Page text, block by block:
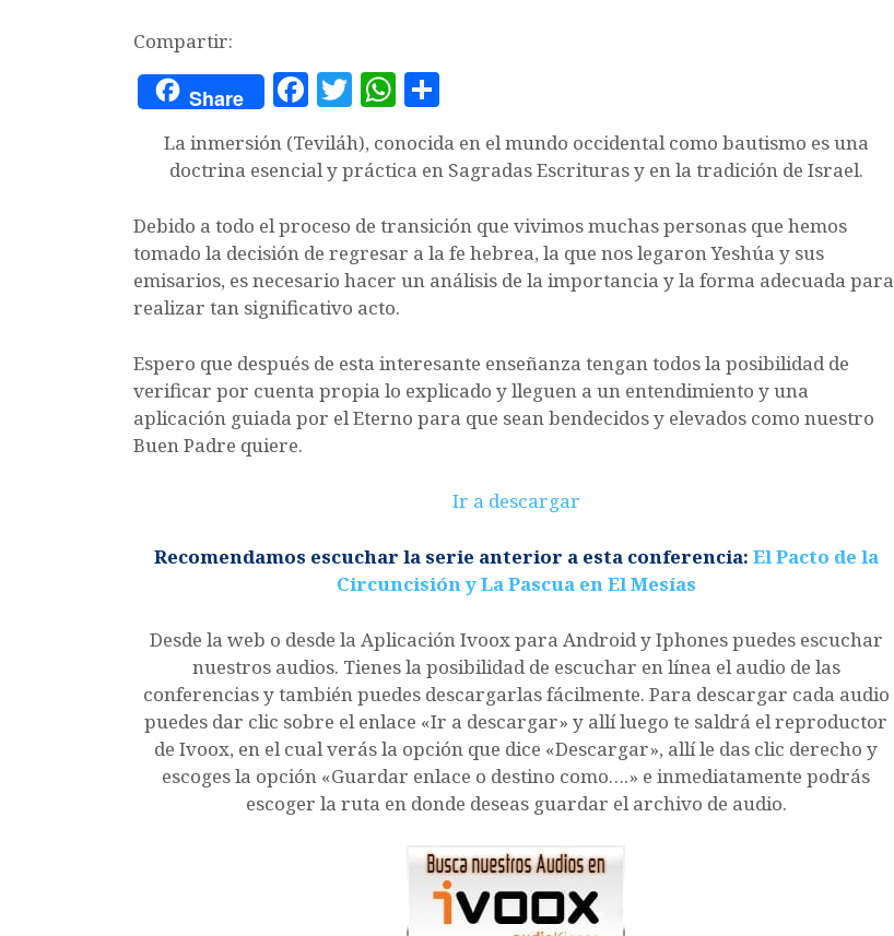
Compartir:
Share F
a
c
e
b
o
o
T
w
it
r
W
at
A
p
p
o
m
a
rt
ir
La inmersión (Teviláh), conocida en el mundo occidental como bautismo es una
doctrina esencial y práctica en Sagradas Escrituras y en la tradición de Israel.
Debido a todo el proceso de transición que vivimos muchas personas que hemos
tomado la decisión de regresar a la fe hebrea, la que nos legaron Yeshúa y sus
emisarios, es necesario hacer un análisis de la importancia y la forma adecuada para
realizar tan significativo acto.
Espero que después de esta interesante enseñanza tengan todos la posibilidad de
verificar por cuenta propia lo explicado y lleguen a un entendimiento y una
aplicación guiada por el Eterno para que sean bendecidos y elevados como nuestro
Buen Padre quiere.
audio
Ir a descargar
Recomendamos escuchar la serie anterior a esta conferencia: El Pacto de la
Circuncisión y La Pascua en El Mesías
Desde la web o desde la Aplicación Ivoox para Android y Iphones puedes escuchar
nuestros audios. Tienes la posibilidad de escuchar en línea el audio de las
conferencias y también puedes descargarlas fácilmente. Para descargar cada audio
puedes dar clic sobre el enlace «Ir a descargar» y allí luego te saldrá el reproductor
de Ivoox, en el cual verás la opción que dice «Descargar», allí le das clic derecho y
escoges la opción «Guardar enlace o destino como….» e inmediatamente podrás
escoger la ruta en donde deseas guardar el archivo de audio.